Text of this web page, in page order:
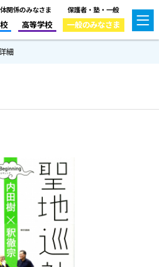
関係のみなさま
高等学校
保護者・塾・一般
一般のみなさま
細